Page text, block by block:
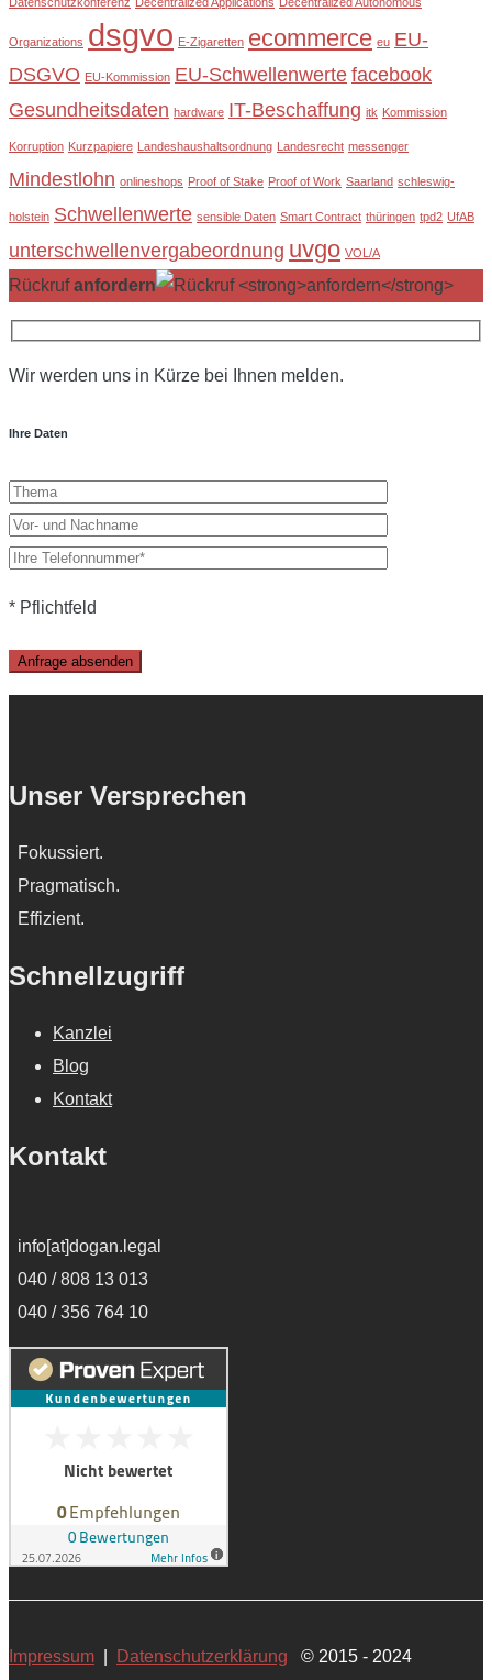
Organizations dsgvo E-Zigaretten ecommerce eu EU-
DSGVO EU-Kommission EU-Schwellenwerte facebook
Gesundheitsdaten hardware IT-Beschaffung itk Kommission
Korruption Kurzpapiere Landeshaushaltsordnung Landesrecht messenger
Mindestlohn onlineshops Proof of Stake Proof of Work Saarland schleswig-
holstein Schwellenwerte sensible Daten Smart Contract thüringen tpd2 UfAB
unterschwellenvergabeordnung uvgo VOL/A
Rückrufanfordern
Wir werden uns in Kürze bei Ihnen melden.
Ihre Daten
* Pflichtfeld
Please
leave
empty.
Unser Versprechen
Fokussiert.
Pragmatisch.
Effizient.
Schnellzugriff
Kanzlei
Blog
Kontakt
Kontakt
info[at]dogan.legal
040 / 808 13 013
040 / 356 764 10
Impressum Datenschutzerklärung
© 2015 - 2024